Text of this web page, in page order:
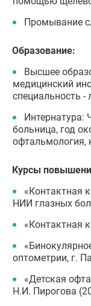
Промывание
Образование:
Высшее
медицинский
специальность -
Интернатура:
больница, год
офтальмология,
Курсы
«Контактная
НИИ глазных
«Контактная
оптометрии, г.
«Детская
Н.И. Пирогова